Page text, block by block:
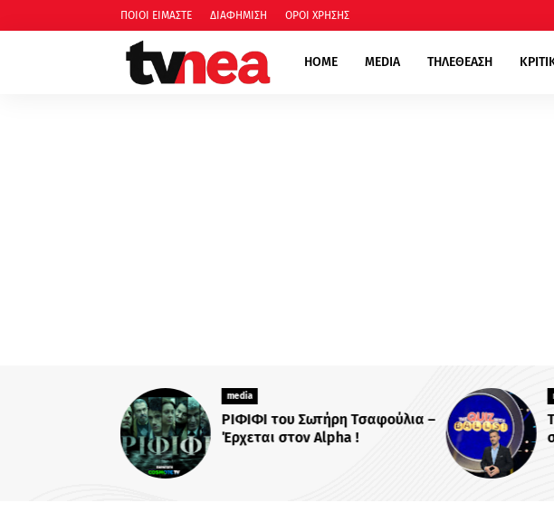
ΠΟΙΟΙ ΕΙΜΑΣΤΕ ΔΙΑΦΗΜΙΣΗ ΟΡΟΙ ΧΡΗΣΗΣ
HOME MEDIA ΤΗΛΕΘΕΑΣΗ
Το «The Quiz with Balls!» έρχεται
στο νέο πρόγραμμα του ΣΚΑΪ